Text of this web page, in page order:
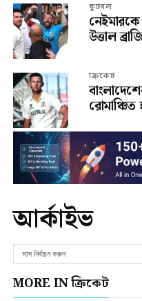
ফুটবল
নেইমারকে
উত্তাল
ক্রিকেট
আর্কাইভ
MORE IN ক্রিকেট